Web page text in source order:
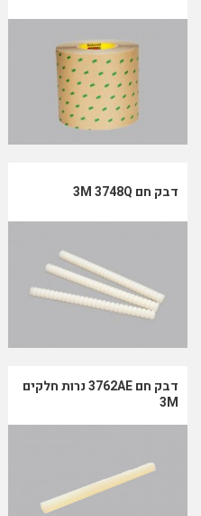
דבק חם 3M 3748Q
דבק חם 3762AE נרות חלקים
3M